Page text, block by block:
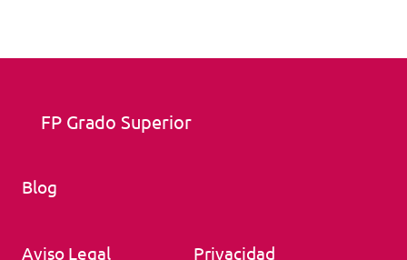
FP Grado Superior
Blog
Aviso Legal Privacidad